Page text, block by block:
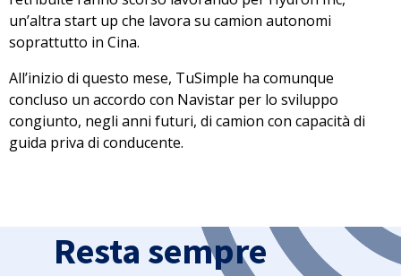
un’altra start up che lavora su camion autonomi
soprattutto in Cina.
All’inizio di questo mese, TuSimple ha comunque
concluso un accordo con Navistar per lo sviluppo
congiunto, negli anni futuri, di camion con capacità di
guida priva di conducente.
Resta sempre